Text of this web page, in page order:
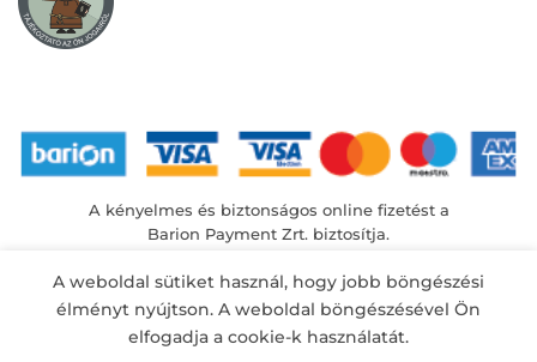
A kényelmes és biztonságos online fizetést a
Barion Payment Zrt. biztosítja.
A weboldal sütiket használ, hogy jobb böngészési
élményt nyújtson. A weboldal böngészésével Ön
elfogadja a cookie-k használatát.